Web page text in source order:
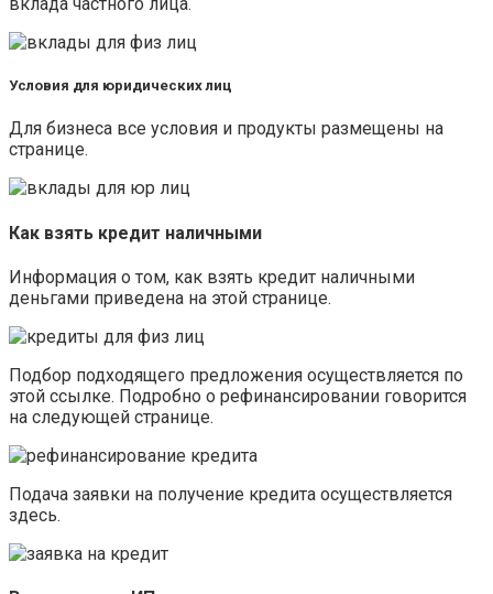
Условия для юридических лиц
Для бизнеса все условия и продукты размещены на
странице.
Как взять кредит наличными
Информация о том, как взять кредит наличными
деньгами приведена на этой странице.
Подбор подходящего предложения осуществляется по
этой ссылке. Подробно о рефинансировании говорится
на следующей странице.
Подача заявки на получение кредита осуществляется
здесь.